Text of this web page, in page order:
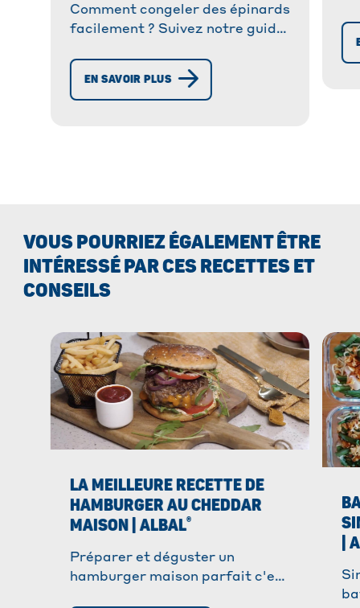
Comment congeler des épinards
facilement ? Suivez notre guide
vos épinards plus longtemps
EN SAVOIR PLUS
VOUS POURRIEZ ÉGALEMENT ÊTRE
INTÉRESSÉ PAR CES RECETTES ET
CONSEILS
LA MEILLEURE RECETTE DE
HAMBURGER AU CHEDDAR
MAISON | ALBAL®
Préparer et déguster un
hamburger maison parfait c'est
|